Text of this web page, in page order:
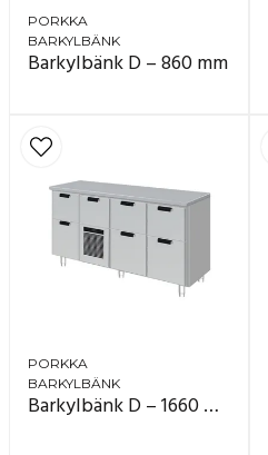
PORKKA
BARKYLBÄNK
Barkylbänk D – 860 mm
PORKKA
BARKYLBÄNK
Barkylbänk D – 1660 mm